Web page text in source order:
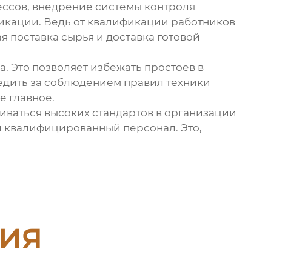
внедрение системы контроля
Ведь от квалификации работников
поставка сырья и доставка готовой
позволяет избежать простоев в
за соблюдением правил техники
главное.
высоких стандартов в организации
квалифицированный персонал. Это,